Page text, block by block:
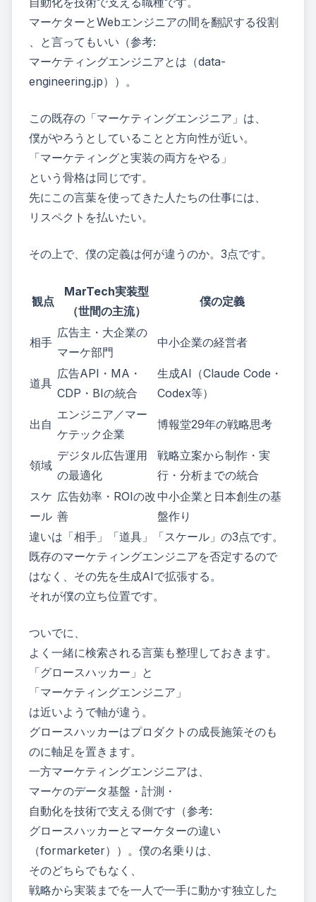
マーケターとWebエンジニアの間を翻訳する役割
、と言ってもいい（参考:
マーケティングエンジニアとは（data-
engineering.jp） ）。
この既存の「マーケティングエンジニア」は、
僕がやろうとしていることと方向性が近い。
「マーケティングと実装の両方をやる」
という骨格は同じです。
先にこの言葉を使ってきた人たちの仕事には、
リスペクトを払いたい。
その上で、僕の定義は何が違うのか。3点です。
観点
MarTech実装型
（世間の主流）
僕の定義
相手
広告主・大企業の
マーケ部門
中小企業の経営者
道具
広告API・MA・
CDP・BIの統合
生成AI（Claude Code・
Codex等）
出自
エンジニア／マー
ケテック企業
博報堂29年の戦略思考
領域
デジタル広告運用
の最適化
戦略立案から制作・実
行・分析までの統合
スケ
ール
広告効率・ROIの改
善
中小企業と日本創生の基
盤作り
違いは「相手」「道具」「スケール」の3点です。
既存のマーケティングエンジニアを否定するので
はなく、その先を生成AIで拡張する。
それが僕の立ち位置です。
ついでに、
よく一緒に検索される言葉も整理しておきます。
「グロースハッカー」と
「マーケティングエンジニア」
は近いようで軸が違う。
グロースハッカーはプロダクトの成長施策そのも
のに軸足を置きます。
一方マーケティングエンジニアは、
マーケのデータ基盤・計測・
自動化を技術で支える側です（参考:
グロースハッカーとマーケターの違い
（formarketer） ）。僕の名乗りは、
そのどちらでもなく、
戦略から実装までを一人で一手に動かす独立した